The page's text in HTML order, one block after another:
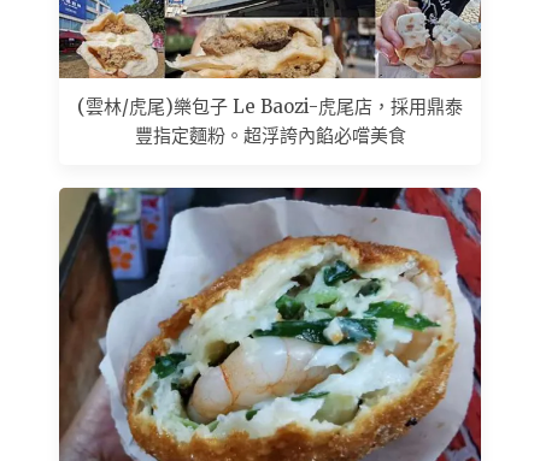
(雲林/虎尾)樂包子 Le Baozi-虎尾店，採用鼎泰
豐指定麵粉。超浮誇內餡必嚐美食